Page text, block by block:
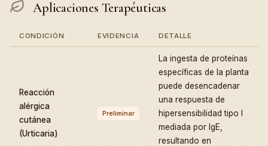
Aplicaciones Terapéuticas
CONDICIÓN EVIDENCIA DETALLE
Reacción
alérgica
cutánea
(Urticaria)
Preliminar
La ingesta de proteínas
específicas de la planta
puede desencadenar
una respuesta de
hipersensibilidad tipo I
mediada por IgE,
resultando en